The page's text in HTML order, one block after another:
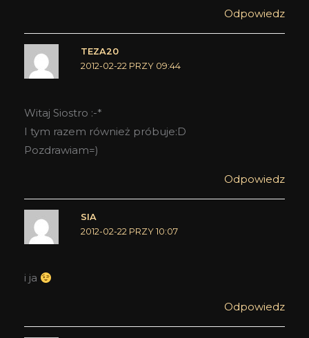
Odpowiedz
TEZA20
2012-02-22 PRZY 09:44
Witaj Siostro :-*
I tym razem również próbuje:D
Pozdrawiam=)
Odpowiedz
SIA
2012-02-22 PRZY 10:07
i ja
Odpowiedz